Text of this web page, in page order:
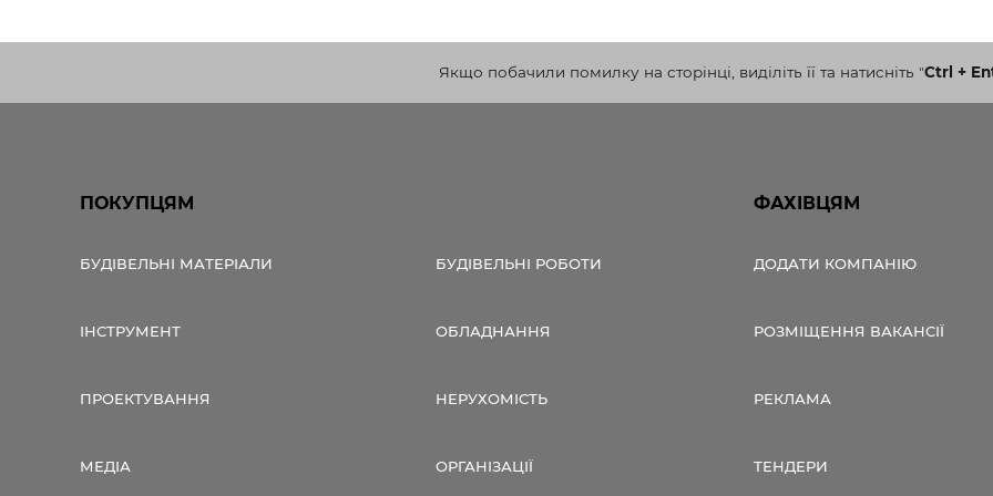
Якщо побачили помилку на сторінці, виділіть її та натисніть "Ctrl +
ПОКУПЦЯМ
БУДІВЕЛЬНІ МАТЕРІАЛИ БУДІВЕЛЬНІ РОБОТИ
ІНСТРУМЕНТ ОБЛАДНАННЯ
ПРОЕКТУВАННЯ НЕРУХОМІСТЬ
МЕДІА ОРГАНІЗАЦІЇ
ФАХІВЦЯМ
ДОДАТИ КОМПАНІЮ
РОЗМІЩЕННЯ ВАКАНСІЇ
РЕКЛАМА
ТЕНДЕРИ